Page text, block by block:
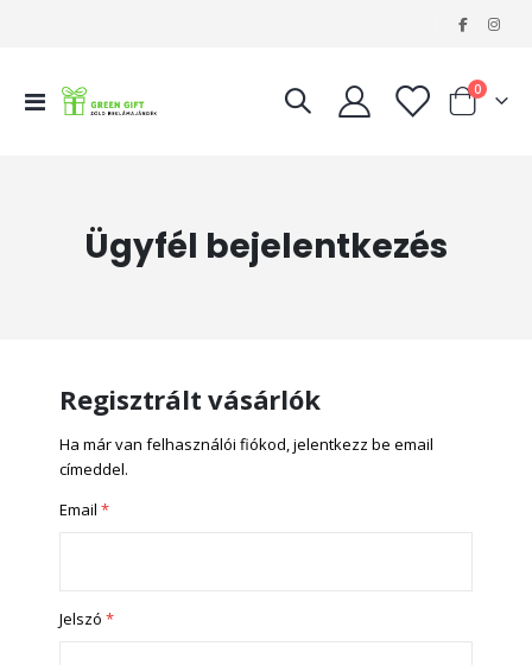
Navigáció
Kosár
0tételeket
Ügyfél bejelentkezés
Regisztrált vásárlók
Ha már van felhasználói fiókod, jelentkezz be email
címeddel.
Email
Jelszó